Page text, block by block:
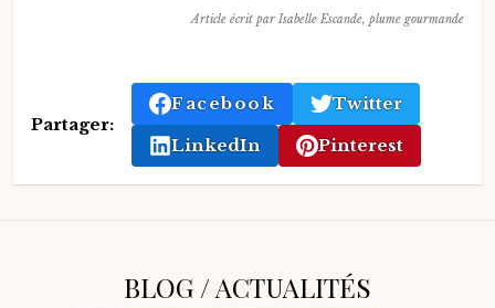
Article écrit par Isabelle Escande, plume gourmande
Partager:
Facebook
Twitter
LinkedIn
Pinterest
BLOG / ACTUALITÉS